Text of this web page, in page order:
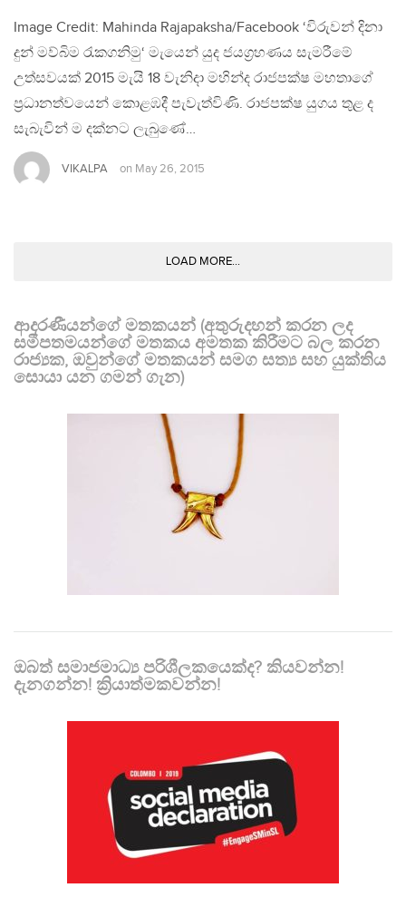
Image Credit: Mahinda Rajapaksha/Facebook ‘විරුවන් දිනා
දුන් මව්බිම රැකගනිමු‘ මැයෙන් යුද ජයග‍්‍රහණය සැමරීමේ
උත්සවයක් 2015 මැයි 18 වැනිදා මහින්ද රාජපක්ෂ මහතාගේ
ප‍්‍රධානත්වයෙන් කොළඹදී පැවැත්විණි. රාජපක්ෂ යුගය තුළ ද
සැබැවින් ම දක්නට ලැබුණේ…
VIKALPA on May 26, 2015
LOAD MORE...
ආදරණීයන්ගේ මතකයන් (අතුරුදහන් කරන ලද
සමීපතමයන්ගේ මතකය අමතක කිරීමට බල කරන
රාජ්‍යක, ඔවුන්ගේ මතකයන් සමග සත්‍ය සහ යුක්තිය
සොයා යන ගමන් ගැන)
ඔබත් සමාජමාධ්‍ය පරිශීලකයෙක්ද? කියවන්න!
දැනගන්න! ක්‍රියාත්මකවන්න!